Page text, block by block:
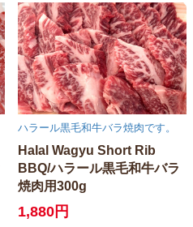
ハラール黒毛和牛バラ焼肉です。
Halal Wagyu Short Rib
BBQ/ハラール黒毛和牛バラ
焼肉用300g
1,880円